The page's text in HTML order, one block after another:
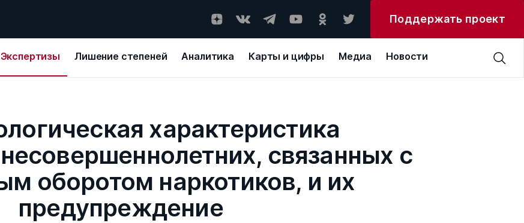
Поддержать проект
Экспертизы Лишение степеней Аналитика Карты и цифры Медиа Новости
характеристика
связанных с
оборотом наркотиков, и их
предупреждение